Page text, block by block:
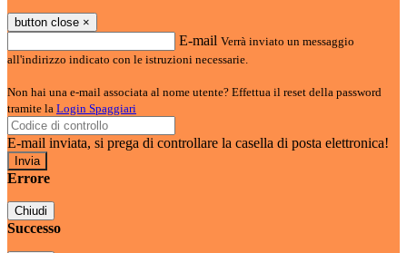
button close ×
E-mail Verrà inviato un messaggio
all'indirizzo indicato con le istruzioni necessarie.
Non hai una e-mail associata al nome utente? Effettua il reset della password
tramite la Login Spaggiari
E-mail inviata, si prega di controllare la casella di posta elettronica!
Errore
Chiudi
Successo